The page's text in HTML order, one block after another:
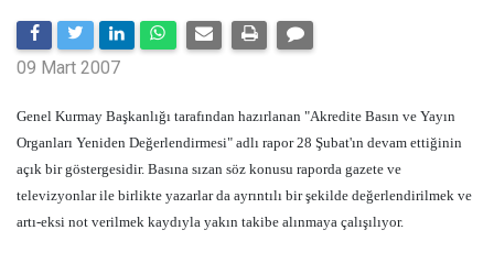
09 Mart 2007
Genel Kurmay Başkanlığı tarafından hazırlanan "Akredite Basın ve Yayın
Organları Yeniden Değerlendirmesi" adlı rapor 28 Şubat'ın devam ettiğinin
açık bir göstergesidir. Basına sızan söz konusu raporda gazete ve
televizyonlar ile birlikte yazarlar da ayrıntılı bir şekilde değerlendirilmek ve
artı-eksi not verilmek kaydıyla yakın takibe alınmaya çalışılıyor.